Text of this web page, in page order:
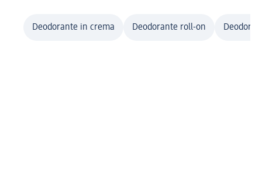
Deodorante in crema Deodorante roll-on